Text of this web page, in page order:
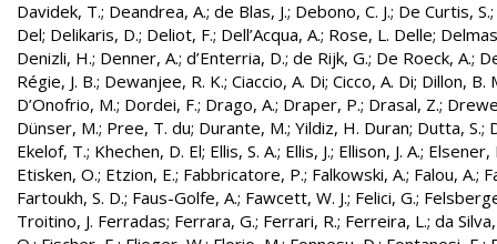
Davidek, T.; Deandrea, A.; de Blas, J.; Debono, C. J.; De Curtis, S.;
Del; Delikaris, D.; Deliot, F.; Dell’Acqua, A.; Rose, L. Delle;
Denizli, H.; Denner, A.; d’Enterria, D.; de Rijk, G.; De Roeck, A.;
Régie, J. B.; Dewanjee, R. K.; Ciaccio, A. Di; Cicco, A. Di; Dillon, B.
D’Onofrio, M.; Dordei, F.; Drago, A.; Draper, P.; Drasal, Z.;
Dünser, M.; Pree, T. du; Durante, M.; Yildiz, H. Duran; Dutta, S.;
Ekelof, T.; Khechen, D. El; Ellis, S. A.; Ellis, J.; Ellison, J. A.; Elsener,
Etisken, O.; Etzion, E.; Fabbricatore, P.; Falkowski, A.; Falou, A.;
Fartoukh, S. D.; Faus-Golfe, A.; Fawcett, W. J.; Felici, G.;
Troitino, J. Ferradas; Ferrara, G.; Ferrari, R.; Ferreira, L.; da